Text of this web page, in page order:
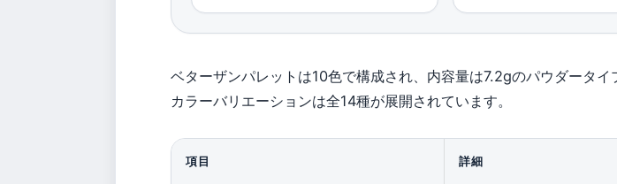
ベターザンパレットは10色で構成され、内容量は7.2gのパウダータイ
カラーバリエーションは全14種が展開されています。
項目 詳細